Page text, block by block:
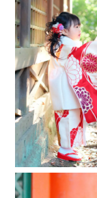
【撮影許可】※
く形になります
れているかご記載
ださいませ。
〇-----〇
※お問い合わせの
記載していただ
したらご利用く
〖問い合わせ事項
【希望日時】
① 月 日